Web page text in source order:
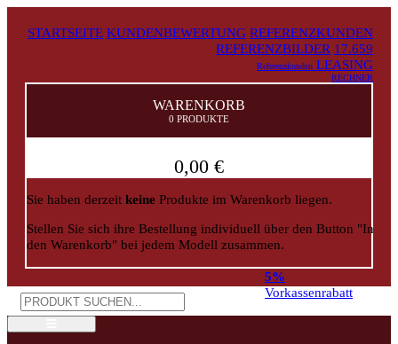
STARTSEITE KUNDENBEWERTUNG REFERENZKUNDEN
REFERENZBILDER 17.659
Referenzkunden LEASING
RECHNER
WARENKORB
0 PRODUKTE
0,00 €
Sie haben derzeit keine Produkte im Warenkorb liegen.
Stellen Sie sich ihre Bestellung individuell über den Button "In
den Warenkorb" bei jedem Modell zusammen.
5%
Vorkassenrabatt